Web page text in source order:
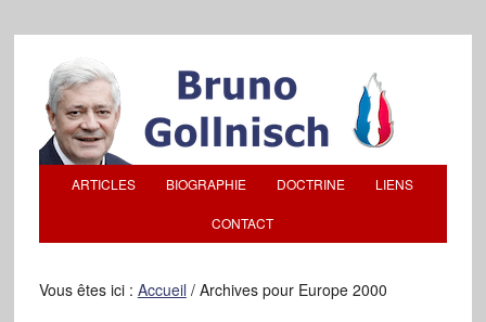
ARTICLES BIOGRAPHIE DOCTRINE LIENS
CONTACT
Vous êtes ici : Accueil /Archives pour Europe 2000